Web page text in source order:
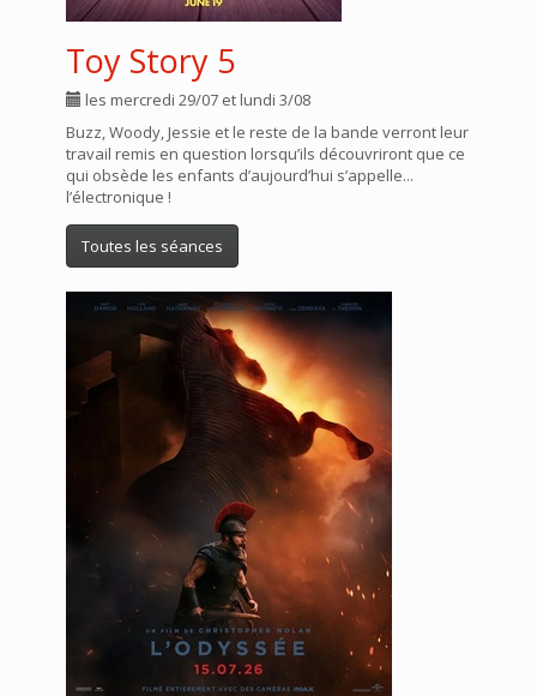
Toy Story 5
les mercredi 29/07 et lundi 3/08
Buzz, Woody, Jessie et le reste de la bande verront leur
travail remis en question lorsqu’ils découvriront que ce
qui obsède les enfants d’aujourd’hui s’appelle...
l’électronique !
Toutes les séances